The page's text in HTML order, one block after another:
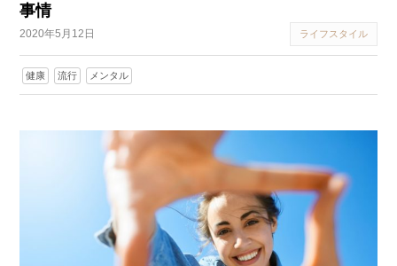
事情
2020年5月12日 ライフスタイル
健康 流行 メンタル